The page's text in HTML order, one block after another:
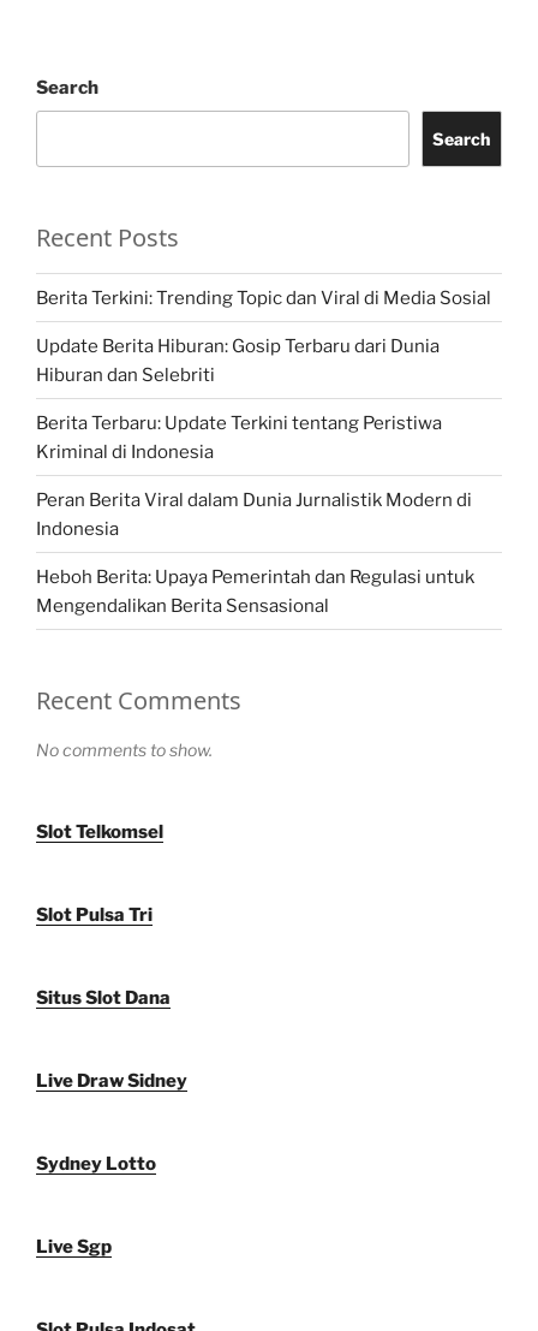
Search
Search
Recent Posts
Berita Terkini: Trending Topic dan Viral di Media Sosial
Update Berita Hiburan: Gosip Terbaru dari Dunia
Hiburan dan Selebriti
Berita Terbaru: Update Terkini tentang Peristiwa
Kriminal di Indonesia
Peran Berita Viral dalam Dunia Jurnalistik Modern di
Indonesia
Heboh Berita: Upaya Pemerintah dan Regulasi untuk
Mengendalikan Berita Sensasional
Recent Comments
No comments to show.
Slot Telkomsel
Slot Pulsa Tri
Situs Slot Dana
Live Draw Sidney
Sydney Lotto
Live Sgp